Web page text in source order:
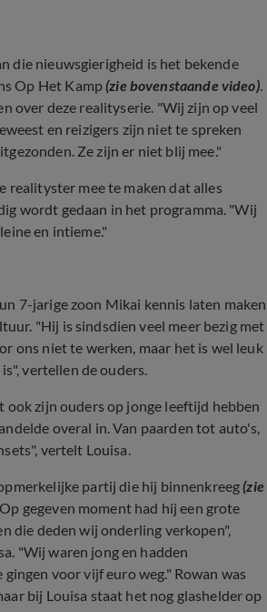
die nieuwsgierigheid is het bekende
Op Het Kamp(zie bovenstaande video).
over deze realityserie. "Wij zijn op veel
en reizigers zijn niet te spreken
Ze zijn er niet blij mee."
realityster mee te maken dat alles
wordt gedaan in het programma. "Wij
en intieme."
7-jarige zoon Mikai kennis laten maken
"Hij is sindsdien veel meer bezig met
ons niet te werken, maar het is wel leuk
vertellen de ouders.
ook zijn ouders op jonge leeftijd hebben
overal in. Van paarden tot auto's,
vertelt Louisa.
partij die hij binnenkreeg(zie
gegeven moment had hij een grote
die deden wij onderling verkopen",
"Wij waren jong en hadden
voor vijf euro weg." Rowan was
bij Louisa staat het nog glashelder op